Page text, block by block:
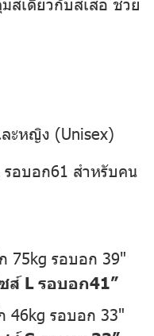
ะหญิง (Unisex)
อบอก61 สำหรับคน
75kg รอบอก 39"
ส์ L รอบอก41”
46kg รอบอก 33"